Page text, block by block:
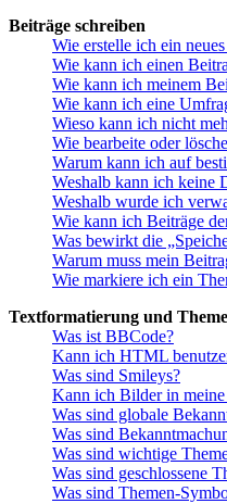
Beiträge schreiben
Wie erstelle ich ein
Wie kann ich einen
Wie kann ich meinem
Wie kann ich eine
Wieso kann ich nicht
Wie bearbeite oder
Warum kann ich auf
Weshalb kann ich keine
Weshalb wurde ich
Wie kann ich Beiträge
Was bewirkt die
Warum muss mein
Wie markiere ich ein
Textformatierung und
Was ist BBCode?
Kann ich HTML
Was sind Smileys?
Kann ich Bilder in
Was sind globale
Was sind
Was sind wichtige
Was sind geschlossene
Was sind Themen-